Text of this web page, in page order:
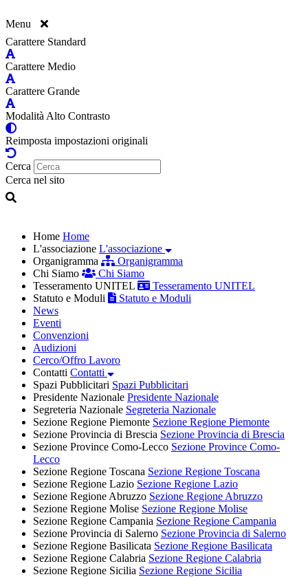
Menu
Carattere Standard
Carattere Medio
Carattere Grande
Modalità Alto Contrasto
Reimposta impostazioni originali
Cerca
Cerca nel sito
Home Home
L'associazione L'associazione
Organigramma
Organigramma
Chi Siamo
Chi Siamo
Tesseramento UNITEL
Tesseramento UNITEL
Statuto e Moduli
Statuto e Moduli
News
Eventi
Convenzioni
Audizioni
Cerco/Offro Lavoro
Contatti Contatti
Spazi Pubblicitari Spazi Pubblicitari
Presidente Nazionale Presidente Nazionale
Segreteria Nazionale Segreteria Nazionale
Sezione Regione Piemonte Sezione Regione Piemonte
Sezione Provincia di Brescia Sezione Provincia di Brescia
Sezione Province Como-Lecco Sezione Province Como-
Lecco
Sezione Regione Toscana Sezione Regione Toscana
Sezione Regione Lazio Sezione Regione Lazio
Sezione Regione Abruzzo Sezione Regione Abruzzo
Sezione Regione Molise Sezione Regione Molise
Sezione Regione Campania Sezione Regione Campania
Sezione Provincia di Salerno Sezione Provincia di Salerno
Sezione Regione Basilicata Sezione Regione Basilicata
Sezione Regione Calabria Sezione Regione Calabria
Sezione Regione Sicilia Sezione Regione Sicilia